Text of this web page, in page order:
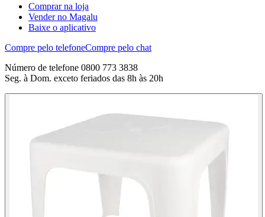
Comprar na loja
Vender no Magalu
Baixe o aplicativo
Compre pelo telefoneCompre pelo chat
Número de telefone 0800 773 3838
Seg. à Dom. exceto feriados das 8h às 20h